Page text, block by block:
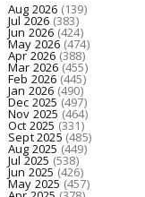
Aug 2026 (139)
Jul 2026 (383)
Jun 2026(424)
May 2026(474)
Apr 2026 (388)
Mar 2026(455)
Feb 2026 (445)
Jan 2026 (490)
Dec 2025(497)
Nov 2025 (464)
Oct 2025 (331)
Sept 2025 (485)
Aug 2025 (449)
Jul 2025 (538)
Jun 2025(426)
May 2025(457)